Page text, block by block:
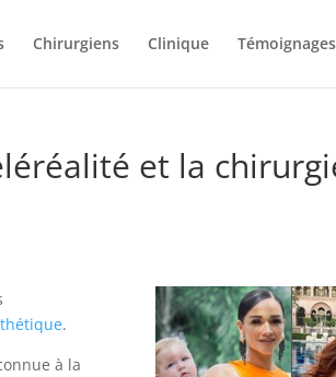
Chirurgiens Clinique Témoignages
et la
.
à la